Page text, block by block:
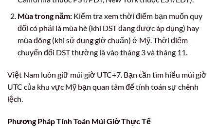
Mùa trong năm:Kiểm tra xem thời điểm bạn muốn quy
đổi có phải là mùa hè (khi DST đang được áp dụng) hay
mùa đông (khi sử dụng giờ chuẩn) ở Mỹ. Thời điểm
chuyển đổi DST thường là vào tháng 3 và tháng 11.
Việt Nam luôn giữ múi giờ UTC+7. Bạn cần tìm hiểu múi giờ
UTC của khu vực Mỹ bạn quan tâm để tính toán sự chênh
lệch.
Phương Pháp Tính Toán Múi Giờ Thực Tế